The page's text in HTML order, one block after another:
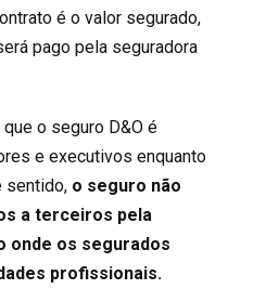
é o valor segurado,
pago pela seguradora
o seguro D&O é
e executivos enquanto
sentido, o seguro não
a terceiros pela
onde os segurados
profissionais.